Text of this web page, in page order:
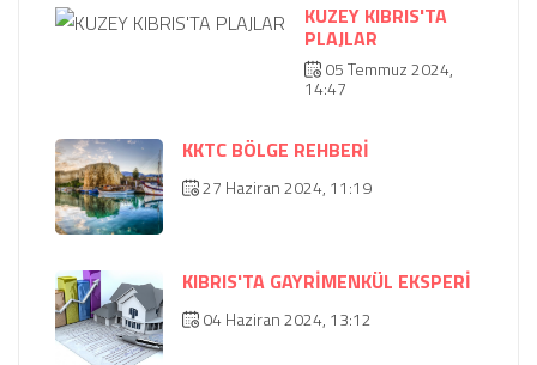
KUZEY KIBRIS'TA
PLAJLAR
05 Temmuz 2024,
14:47
KKTC BÖLGE REHBERİ
27 Haziran 2024, 11:19
KIBRIS'TA GAYRİMENKÜL EKSPERİ
04 Haziran 2024, 13:12